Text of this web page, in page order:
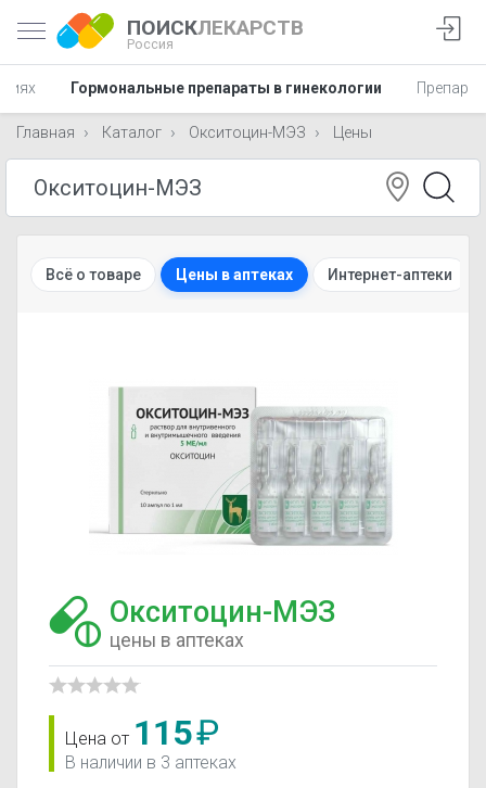
ПОИСКЛЕКАРСТВ
Россия
Гормональные препараты в гинекологии
Главная Каталог Окситоцин-МЭЗ Цены
Всё о товаре Цены в аптеках Интернет-аптеки
Окситоцин-МЭЗ
цены в аптеках
Цена от 115₽
В наличии в 3 аптеках